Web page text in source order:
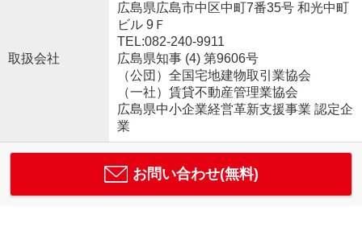
取扱会社
広島県広島市中区中町7番35号 和光中町
ビル 9Ｆ
TEL:082-240-9911
広島県知事 (4) 第9606号
（公団）全国宅地建物取引業協会
（一社）賃貸不動産管理業協会
広島県中小企業経営革新支援事業 認定企
業
お問い合わせ(無料)